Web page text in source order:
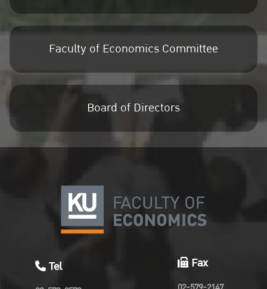
Faculty of Economics Committee
Board of Directors
Tel Fax